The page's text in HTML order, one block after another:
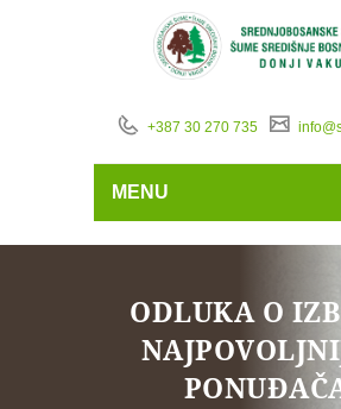
+387 30 270 735
MENU
ODLUKA O